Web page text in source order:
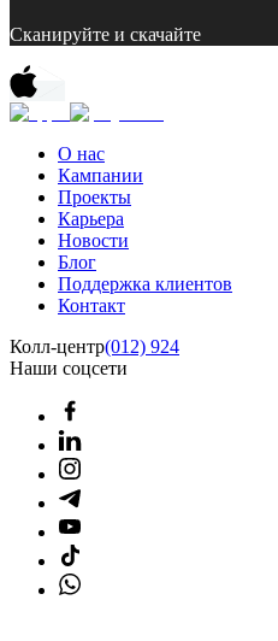
Сканируйте и скачайте
О нас
Кампании
Проекты
Карьера
Новости
Блог
Поддержка клиентов
Контакт
Колл-центр(012) 924
Наши соцсети